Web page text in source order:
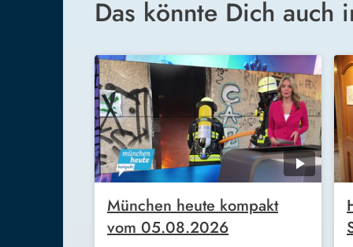
Das könnte Dich auch
München heute kompakt
vom 05.08.2026